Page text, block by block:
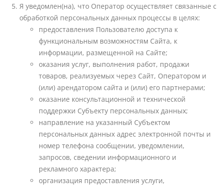
Я уведомлен(на), что Оператор осуществляет связанные с
обработкой персональных данных процессы в целях:
предоставления Пользователю доступа к
функциональным возможностям Сайта, к
информации, размещенной на Сайте;
оказания услуг, выполнения работ, продажи
товаров, реализуемых через Сайт, Оператором и
(или) арендатором сайта и (или) его партнерами;
оказание консультационной и технической
поддержки Субъекту персональных данных;
направление на указанный Субъектом
персональных данных адрес электронной почты и
номер телефона сообщении, уведомлении,
запросов, сведении информационного и
рекламного характера;
организация предоставления услуги,